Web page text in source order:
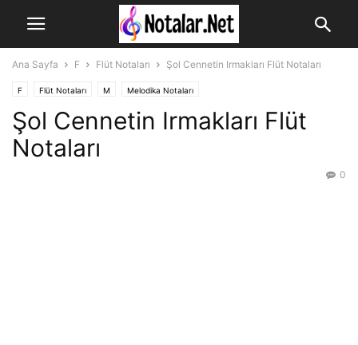
Ana Sayfa F Flüt Notaları Şol Cennetin Irmakları Flüt Notaları
F Flüt Notaları M Melodika Notaları
Şol Cennetin Irmakları Flüt
Notaları
0